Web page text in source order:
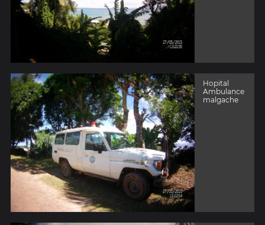
Hopital
Ambulance
malgache